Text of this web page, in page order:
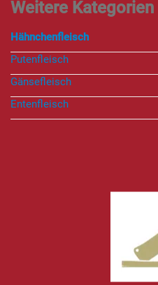
Hähnchenfleisch
Putenfleisch
Gänsefleisch
Entenfleisch